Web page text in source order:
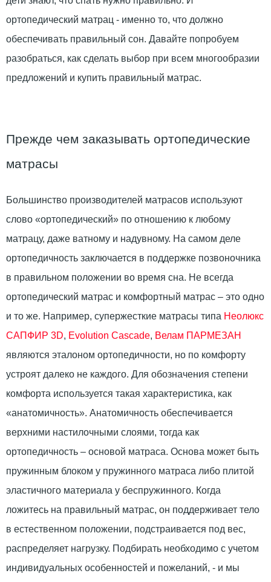
ортопедический матрац - именно то, что должно
обеспечивать правильный сон. Давайте попробуем
разобраться, как сделать выбор при всем многообразии
предложений и купить правильный матрас.
Прежде чем заказывать ортопедические
матрасы
Большинство производителей матрасов используют
слово «ортопедический» по отношению к любому
матрацу, даже ватному и надувному. На самом деле
ортопедичность заключается в поддержке позвоночника
в правильном положении во время сна. Не всегда
ортопедический матрас и комфортный матрас – это одно
и то же. Например, супержесткие матрасы типа Неолюкс
САПФИР 3D, Evolution Cascade, Велам ПАРМЕЗАН
являются эталоном ортопедичности, но по комфорту
устроят далеко не каждого. Для обозначения степени
комфорта используется такая характеристика, как
«анатомичность». Анатомичность обеспечивается
верхними настилочными слоями, тогда как
ортопедичность – основой матраса. Основа может быть
пружинным блоком у пружинного матраса либо плитой
эластичного материала у беспружинного. Когда
ложитесь на правильный матрас, он поддерживает тело
в естественном положении, подстраивается под вес,
распределяет нагрузку. Подбирать необходимо с учетом
индивидуальных особенностей и пожеланий, - и мы